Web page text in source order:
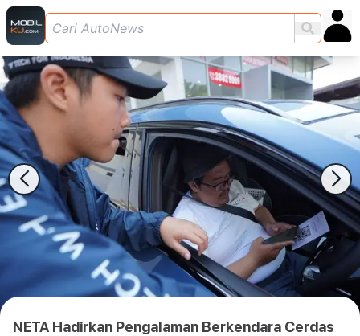
NETA Hadirkan Pengalaman Berkendara Cerdas